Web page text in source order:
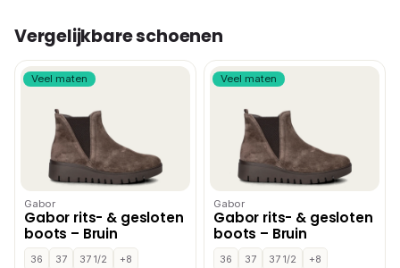
Vergelijkbare schoenen
Veel maten
Gabor
Gabor rits- & gesloten
boots – Bruin
36 37 37 1/2
+8
Veel maten
Gabor
Gabor rits- & gesloten
boots – Bruin
36 37 37 1/2
+8